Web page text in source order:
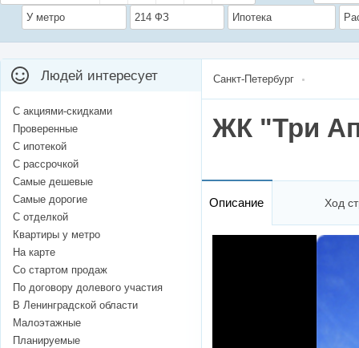
У метро 214 ФЗ Ипотека
Санкт-Петербург
ЖК "Три
Описание Ход
Людей интересует
С акциями-скидками
Проверенные
С ипотекой
С рассрочкой
Самые дешевые
Самые дорогие
С отделкой
Квартиры у метро
На карте
Со стартом продаж
По договору долевого участия
В Ленинградской области
Малоэтажные
Планируемые